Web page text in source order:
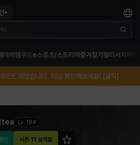
아이템루트e스포츠/스트리머 즐겨찾기 멀티서치 파티
이트 되었습니다. 지금 확인해보세요! [클릭]
tea
Lv. 194
신 시즌 11 성적표